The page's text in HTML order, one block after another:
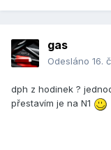
gas
Odesláno 16.
dph z hodinek ?
přestavím je na N1